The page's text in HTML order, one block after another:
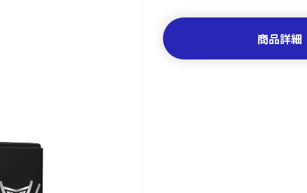
商品詳細